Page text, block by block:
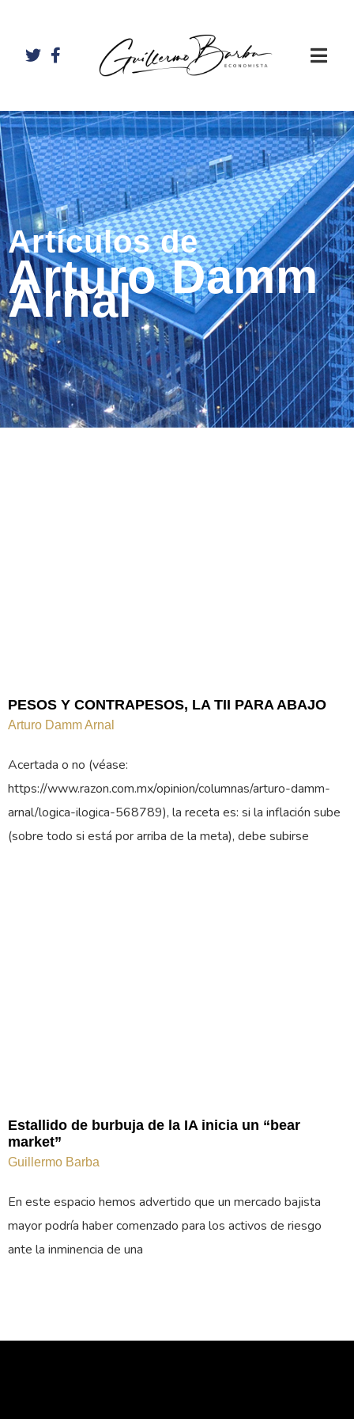
Artículos de
Arturo Damm
Arnal
PESOS Y CONTRAPESOS, LA TII PARA ABAJO
Arturo Damm Arnal
Acertada o no (véase:
https://www.razon.com.mx/opinion/columnas/arturo-damm-
arnal/logica-ilogica-568789), la receta es: si la inflación sube
(sobre todo si está por arriba de la meta), debe subirse
Estallido de burbuja de la IA inicia un “bear
market”
Guillermo Barba
En este espacio hemos advertido que un mercado bajista
mayor podría haber comenzado para los activos de riesgo
ante la inminencia de una